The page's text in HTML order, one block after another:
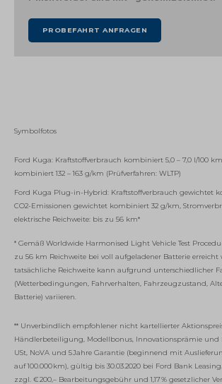
Symbolfotos
Ford Kuga: Kraftstoffverbrauch kombiniert 5,0 – 7,0 l/100
kombiniert 132 – 163 g/km (Prüfverfahren: WLTP)
Ford Kuga Plug-in-Hybrid: Kraftstoffverbrauch gewichtet
CO2-Emissionen gewichtet kombiniert 32 g/km,
elektrische Reichweite: bis zu 56 km*
* Gemäß Worldwide Harmonised Light Vehicle Test
zu 56 km Reichweite bei voll aufgeladener Batterie erreicht
tatsächliche Reichweite kann aufgrund unterschiedlicher
(Wetterbedingungen, Fahrverhalten, Fahrzeugzustand,
Batterie) variieren.
** Unverbindlich empfohlener nicht kartellierter
Händlerbeteiligung, Modellbonus, Innovationsprämie und
USt, NoVA und 5 Jahre Garantie (beginnend mit
auf 100.000 km), gültig bis 30.03.2020 bei Ford Bank
zzgl. € 200,– Bearbeitungsgebühr und 1,17 % gesetzlicher